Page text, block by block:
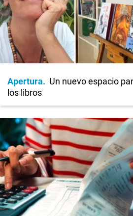
Apertura
Un nuevo espacio
los libros